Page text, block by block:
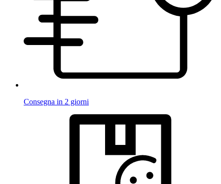
Consegna in 2 giorni